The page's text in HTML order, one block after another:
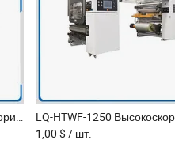
LQ-2+1 Ламинатор без растворителей для многослойной ламинации упаковки из гибких материалов
1,00 $ / шт.